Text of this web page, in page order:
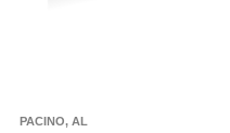
PACINO, AL